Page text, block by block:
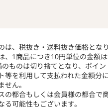
、税抜き・送料抜き価格となり
1商品につき10円単位の金額は
ものは切り捨てとなり、ポイン
等を利用して支払われた金額分
ん。
の都合もしくは会員様の都合で
可能性もございます。